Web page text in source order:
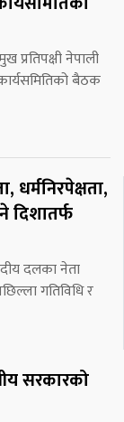
प्रतिपक्षी नेपाली
बैठक
धर्मनिरपेक्षता,
दिशातर्फ
दलका नेता
गतिविधि र
सरकारको